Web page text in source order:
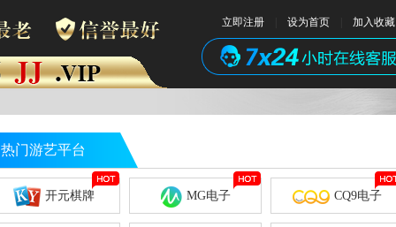
立即注册 设为首页 加入收藏
热门游艺平台
开元棋牌 MG电子 CQ9电子